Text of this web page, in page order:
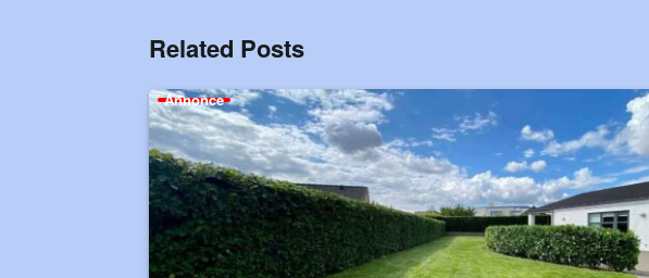
Related Posts
Annonce